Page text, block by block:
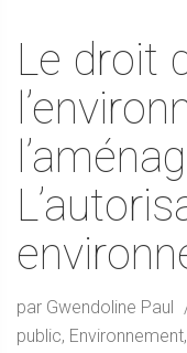
Le droit
par Gwendoline Paul
public, Environnement,